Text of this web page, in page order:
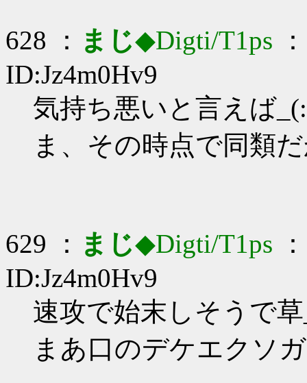
628 ： まじ◆Digti/T1ps
ID:Jz4m0Hv9
気持ち悪いと言えば
ま、その時点で同類
629 ： まじ◆Digti/T1ps
ID:Jz4m0Hv9
速攻で始末しそうで
まあ口のデケエクソ